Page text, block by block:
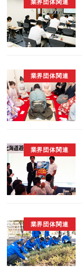
業界団体関連
業界団体関連
業界団体関連
業界団体関連